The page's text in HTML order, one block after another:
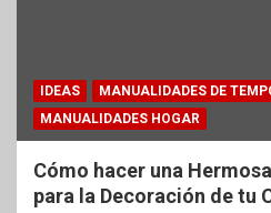
IDEAS
MANUALIDADES DE
MANUALIDADES HOGAR
Cómo hacer una
para la Decoración de tu